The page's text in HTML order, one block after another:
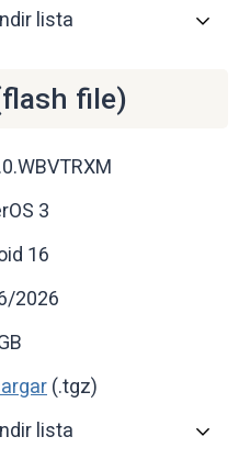
lista
file)
3
16
2026
(.tgz)
lista